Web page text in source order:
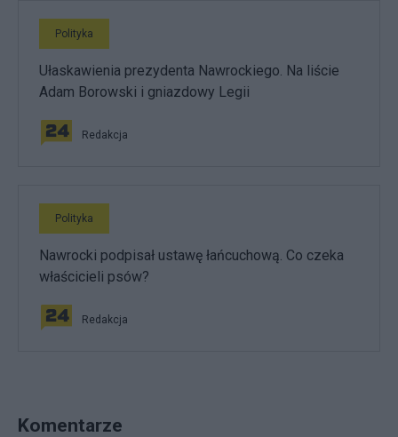
Polityka
Ułaskawienia prezydenta Nawrockiego. Na liście
Adam Borowski i gniazdowy Legii
Redakcja
Polityka
Nawrocki podpisał ustawę łańcuchową. Co czeka
właścicieli psów?
Redakcja
Komentarze